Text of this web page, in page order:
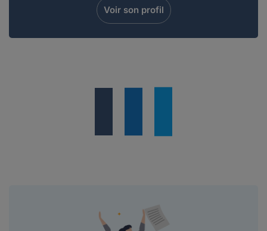
Lire plus
Voir son profil